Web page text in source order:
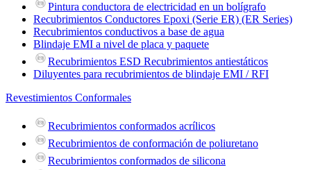
Pintura conductora de electricidad en un bolígrafo
Recubrimientos Conductores Epoxi (Serie ER) (ER Series)
Recubrimientos conductivos a base de agua
Blindaje EMI a nivel de placa y paquete
Recubrimientos ESD Recubrimientos antiestáticos
Diluyentes para recubrimientos de blindaje EMI / RFI
Revestimientos Conformales
Recubrimientos conformados acrílicos
Recubrimientos de conformación de poliuretano
Recubrimientos conformados de silicona